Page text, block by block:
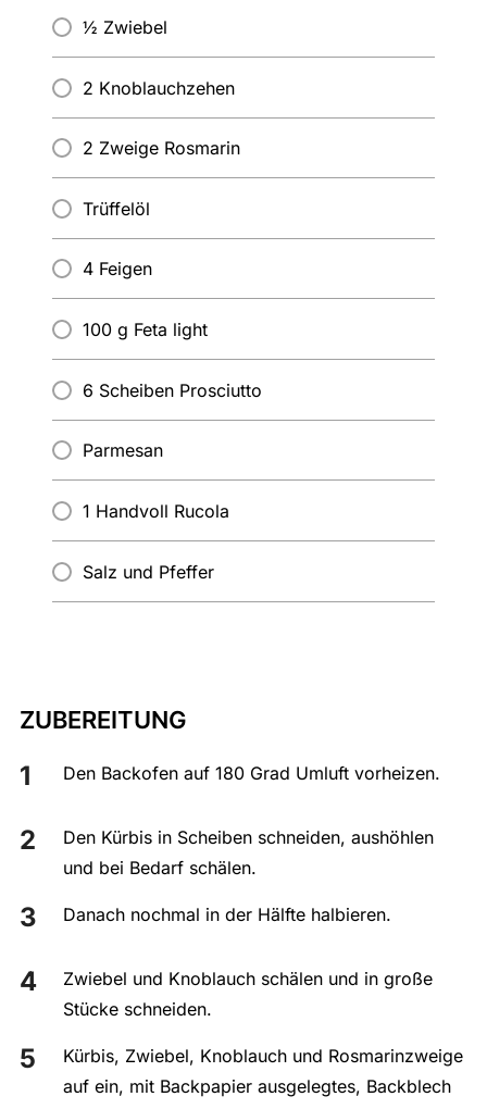
½ Zwiebel
2 Knoblauchzehen
2 Zweige Rosmarin
Trüffelöl
4 Feigen
100 g Feta light
6 Scheiben Prosciutto
Parmesan
1 Handvoll Rucola
Salz und Pfeffer
ZUBEREITUNG
Den Backofen auf 180 Grad Umluft vorheizen.
Den Kürbis in Scheiben schneiden, aushöhlen
und bei Bedarf schälen.
Danach nochmal in der Hälfte halbieren.
Zwiebel und Knoblauch schälen und in große
Stücke schneiden.
Kürbis, Zwiebel, Knoblauch und Rosmarinzweige
auf ein, mit Backpapier ausgelegtes, Backblech